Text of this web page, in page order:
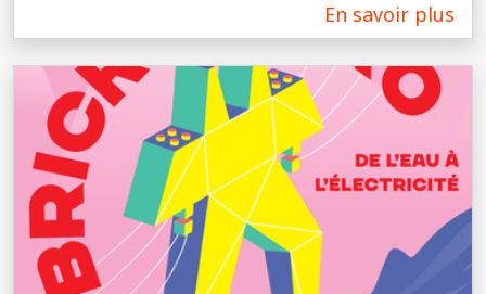
En savoir plus